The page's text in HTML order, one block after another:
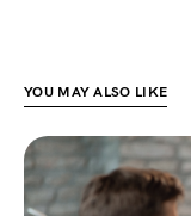
YOU MAY ALSO LIKE